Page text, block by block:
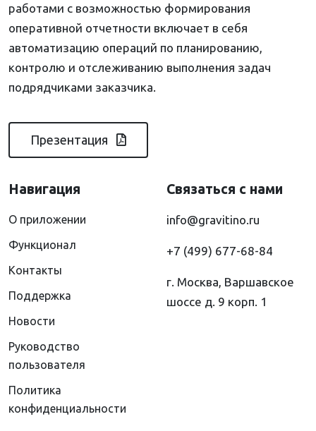
работами с возможностью формирования
оперативной отчетности включает в себя
автоматизацию операций по планированию,
контролю и отслеживанию выполнения задач
подрядчиками заказчика.
Презентация
Навигация
О приложении
Функционал
Контакты
Поддержка
Новости
Руководство
пользователя
Политика
конфиденциальности
Связаться с нами
info@gravitino.ru
+7 (499) 677-68-84
г. Москва, Варшавское
шоссе д. 9 корп. 1